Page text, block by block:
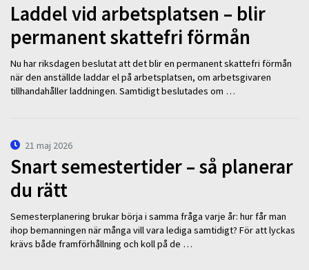
Laddel vid arbetsplatsen – blir
permanent skattefri förmån
Nu har riksdagen beslutat att det blir en permanent skattefri förmån
när den anställde laddar el på arbetsplatsen, om arbetsgivaren
tillhandahåller laddningen. Samtidigt beslutades om …
21 maj 2026
Snart semestertider – så planerar
du rätt
Semesterplanering brukar börja i samma fråga varje år: hur får man
ihop bemanningen när många vill vara lediga samtidigt? För att lyckas
krävs både framförhållning och koll på de …